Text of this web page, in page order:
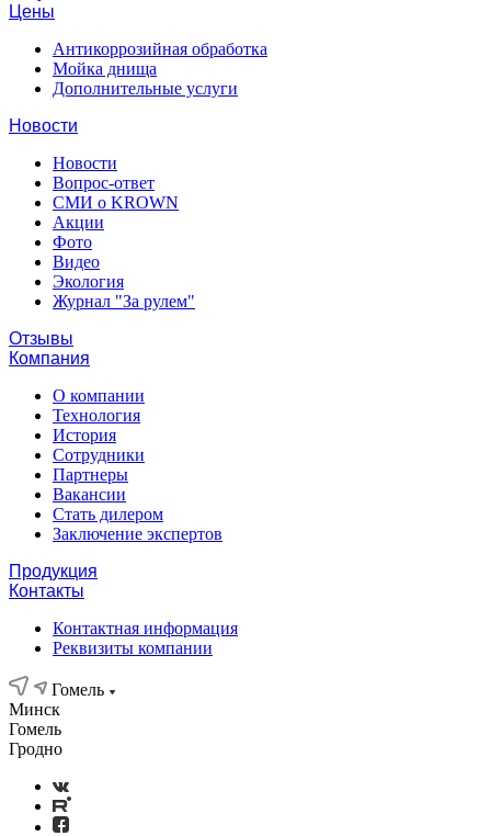
Цены
Антикоррозийная обработка
Мойка днища
Дополнительные услуги
Новости
Новости
Вопрос-ответ
СМИ о KROWN
Акции
Фото
Видео
Экология
Журнал "За рулем"
Отзывы
Компания
О компании
Технология
История
Сотрудники
Партнеры
Вакансии
Стать дилером
Заключение экспертов
Продукция
Контакты
Контактная информация
Реквизиты компании
Гомель
Минск
Гомель
Гродно